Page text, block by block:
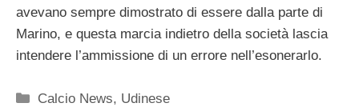
avevano sempre dimostrato di essere dalla parte di
Marino, e questa marcia indietro della società lascia
intendere l’ammissione di un errore nell’esonerarlo.
Categorie
Calcio News, Udinese